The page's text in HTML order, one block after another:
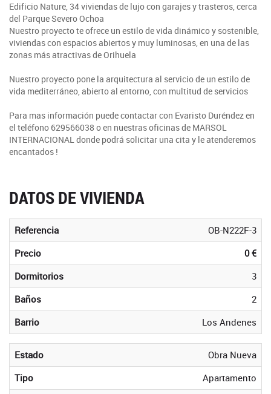
Edificio Nature, 34 viviendas de lujo con garajes y trasteros, cerca
del Parque Severo Ochoa
Nuestro proyecto te ofrece un estilo de vida dinámico y sostenible,
viviendas con espacios abiertos y muy luminosas, en una de las
zonas más atractivas de Orihuela
Nuestro proyecto pone la arquitectura al servicio de un estilo de
vida mediterráneo, abierto al entorno, con multitud de servicios
Para mas información puede contactar con Evaristo Duréndez en
el teléfono 629566038 o en nuestras oficinas de MARSOL
INTERNACIONAL donde podrá solicitar una cita y le atenderemos
encantados !
DATOS DE VIVIENDA
Referencia
OB-N222F-3
Precio
0 €
Dormitorios
3
Baños
2
Barrio
Los Andenes
Estado
Obra Nueva
Tipo
Apartamento